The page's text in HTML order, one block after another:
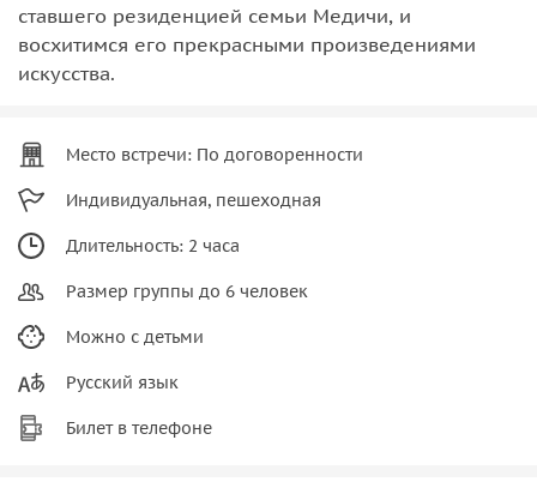
ставшего резиденцией семьи Медичи, и
восхитимся его прекрасными произведениями
искусства.
Место встречи: По договоренности
Индивидуальная, пешеходная
Длительность: 2 часа
Размер группы до 6 человек
Можно с детьми
Русский язык
Билет в телефоне